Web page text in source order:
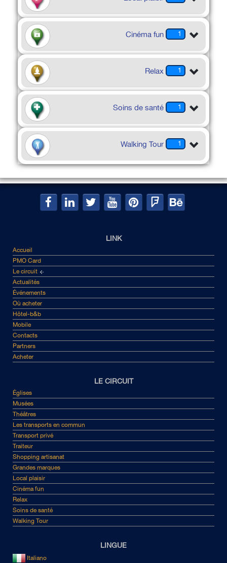
1
Cinéma fun
1
Relax
1
Soins de santé
1
Walking Tour
LINK
Accueil
PMO Card
Le circuit
Actualités
Événements
Où acheter
Hôtel-b&b
Mobile
Contacts
Partners
Acheter
LE CIRCUIT
Églises
Musées
Théâtres
Les transports en commun
Transport privé
Traiteur
Shopping artisanat
Grandes marques
Local plaisir
Cinéma fun
Relax
Soins de santé
Walking Tour
LINGUE
Italiano